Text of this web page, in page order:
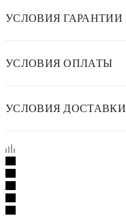
УСЛОВИЯ ГАРАНТИИ
УСЛОВИЯ ОПЛАТЫ
УСЛОВИЯ ДОСТАВКИ